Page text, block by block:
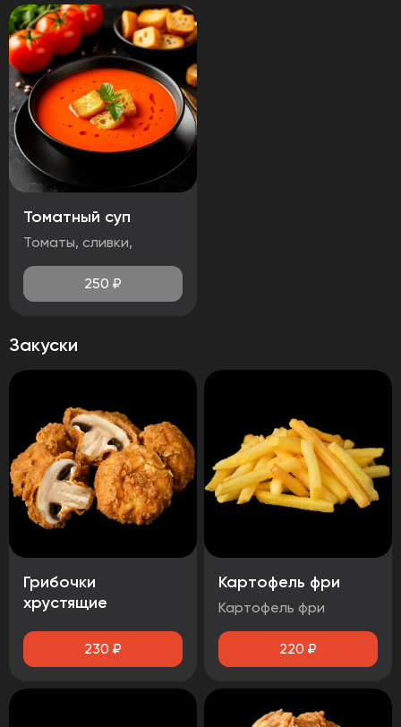
Томатный суп
Томаты, сливки,
250 ₽
Закуски
Грибочки
хрустящие
230 ₽
Картофель фри
Картофель фри
220 ₽